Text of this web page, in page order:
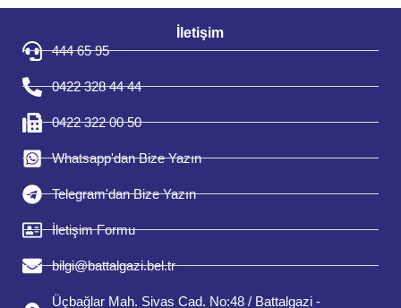
İletişim
444 65 95
0422 328 44 44
0422 322 00 50
Whatsapp'dan Bize Yazın
Telegram'dan Bize Yazın
İletişim Formu
bilgi@battalgazi.bel.tr
Üçbağlar Mah. Sivas Cad. No:48 / Battalgazi -